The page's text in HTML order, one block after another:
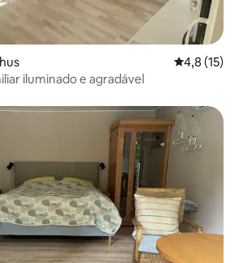
4,8 de uma
4,8 (15)
iluminado e agradável